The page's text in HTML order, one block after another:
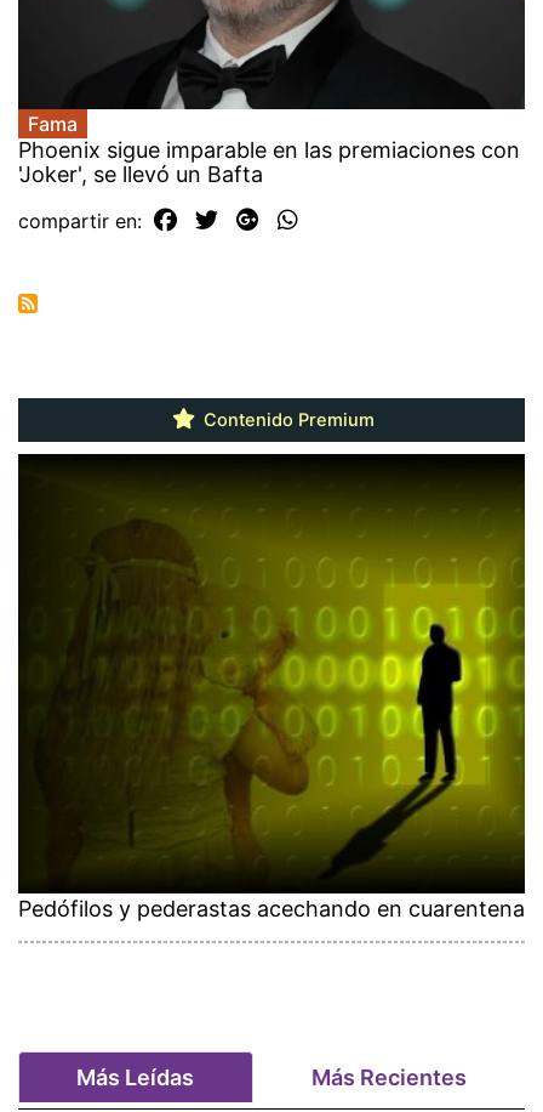
Fama
Phoenix sigue imparable en las premiaciones con
'Joker', se llevó un Bafta
compartir en:
Contenido Premium
Pedófilos y pederastas acechando en cuarentena
Más Leídas Más Recientes